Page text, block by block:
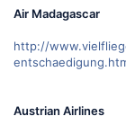
Air Madagascar
http://
Austrian Airlines